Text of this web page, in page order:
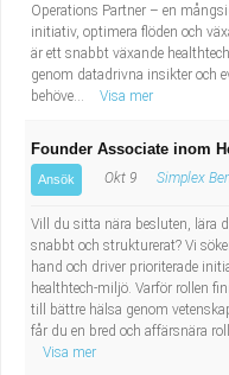
Operations Partner – en
initiativ, optimera flöden och
är ett snabbt växande
genom datadrivna insikter och
behöve...
Visa mer
Founder Associate inom
Ansök Okt 9 Simplex
Vill du sitta nära besluten, lära
snabbt och strukturerat? Vi
hand och driver prioriterade
healthtech-miljö. Varför rollen
till bättre hälsa genom
får du en bred och affärsnära
Visa mer